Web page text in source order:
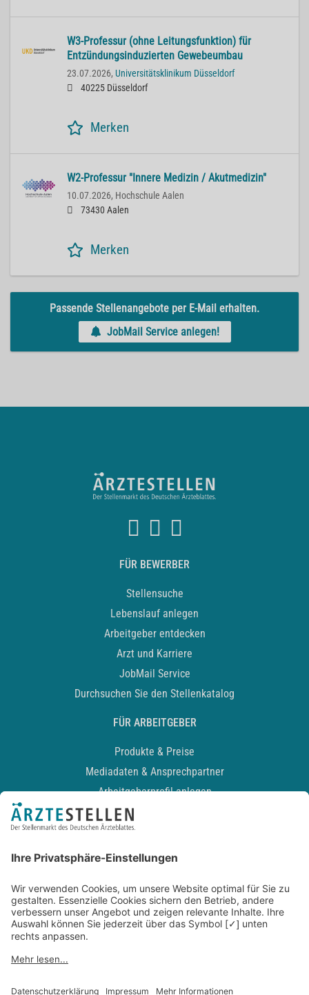
W3-Professur (ohne Leitungsfunktion) für
Entzündungsinduzierten Gewebeumbau
23.07.2026, Universitätsklinikum Düsseldorf
40225 Düsseldorf
Merken
W2-Professur "Innere Medizin / Akutmedizin"
10.07.2026, Hochschule Aalen
73430 Aalen
Merken
Passende Stellenangebote per E-Mail erhalten.
JobMail Service anlegen!
FÜR BEWERBER
Stellensuche
Lebenslauf anlegen
Arbeitgeber entdecken
Arzt und Karriere
JobMail Service
Durchsuchen Sie den Stellenkatalog
FÜR ARBEITGEBER
Produkte & Preise
Mediadaten & Ansprechpartner
Arbeitgeberprofil anlegen
Recruiting-Podcast
Kontakt
Datenschutz
Newsletter